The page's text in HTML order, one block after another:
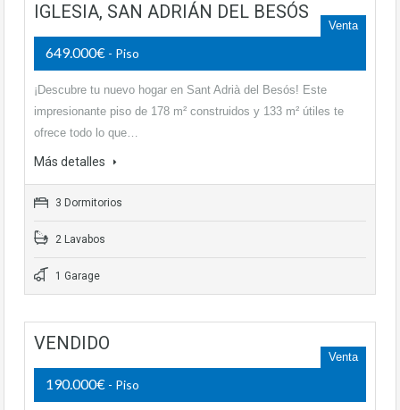
IGLESIA, SAN ADRIÁN DEL BESÓS
Venta
649.000€ - Piso
¡Descubre tu nuevo hogar en Sant Adrià del Besós! Este
impresionante piso de 178 m² construidos y 133 m² útiles te
ofrece todo lo que…
Más detalles
3 Dormitorios
2 Lavabos
1 Garage
VENDIDO
Venta
190.000€ - Piso